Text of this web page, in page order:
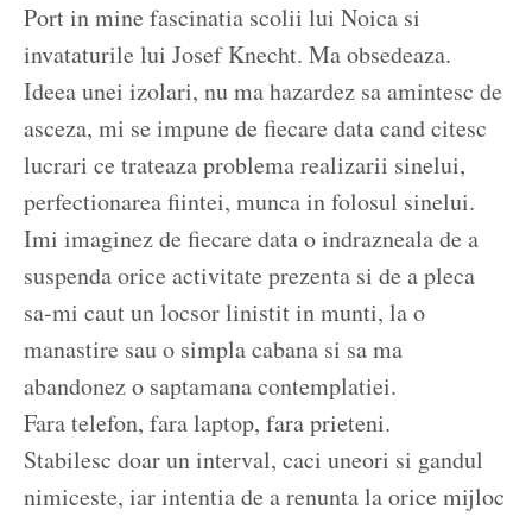
Port in mine fascinatia scolii lui Noica si
invataturile lui Josef Knecht. Ma obsedeaza.
Ideea unei izolari, nu ma hazardez sa amintesc de
asceza, mi se impune de fiecare data cand citesc
lucrari ce trateaza problema realizarii sinelui,
perfectionarea fiintei, munca in folosul sinelui.
Imi imaginez de fiecare data o indrazneala de a
suspenda orice activitate prezenta si de a pleca
sa-mi caut un locsor linistit in munti, la o
manastire sau o simpla cabana si sa ma
abandonez o saptamana contemplatiei.
Fara telefon, fara laptop, fara prieteni.
Stabilesc doar un interval, caci uneori si gandul
nimiceste, iar intentia de a renunta la orice mijloc